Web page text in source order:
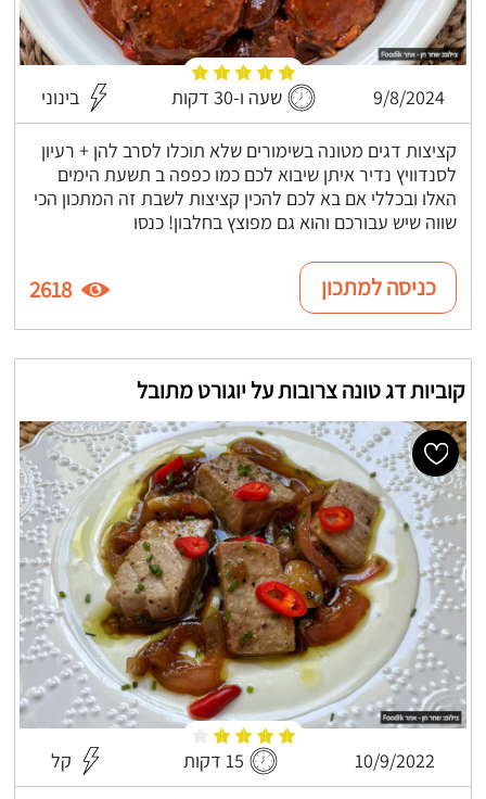
9/8/2024 שעה ו-30 דקות בינוני
קציצות דגים מטונה בשימורים שלא תוכלו לסרב להן + רעיון
לסנדוויץ נדיר איתן שיבוא לכם כמו כפפה ב תשעת הימים
האלו ובכללי אם בא לכם להכין קציצות לשבת זה המתכון הכי
שווה שיש עבורכם והוא גם מפוצץ בחלבון! כנסו
כניסה למתכון 2618
קוביות דג טונה צרובות על יוגורט מתובל
10/9/2022 15 דקות קל